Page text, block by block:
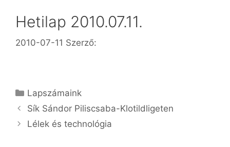
Hetilap 2010.07.11.
2010-07-11 Szerző:
Kategória
Lapszámaink
Sík Sándor Piliscsaba-Klotildligeten
Lélek és technológia